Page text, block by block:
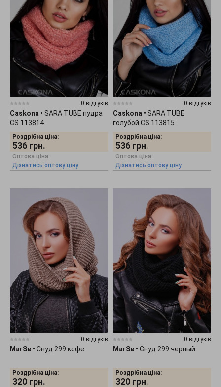
0 відгуків
Caskona • SARA TUBE пудра
CS 113814
Роздрібна ціна:
536 грн.
Оптова ціна:
Дізнатись оптову ціну
0 відгуків
Caskona • SARA TUBE
голубой CS 113815
Роздрібна ціна:
536 грн.
Оптова ціна:
Дізнатись оптову ціну
0 відгуків
MarSe • Снуд 299 кофе
Роздрібна ціна:
320 грн.
0 відгуків
MarSe • Снуд 299 черный
Роздрібна ціна:
320 грн.